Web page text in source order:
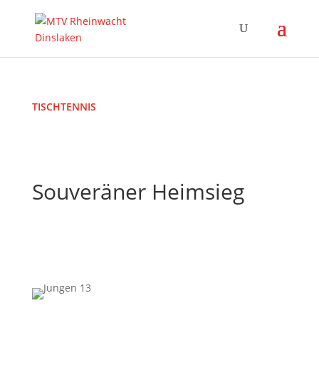
TISCHTENNIS
Souveräner Heimsieg